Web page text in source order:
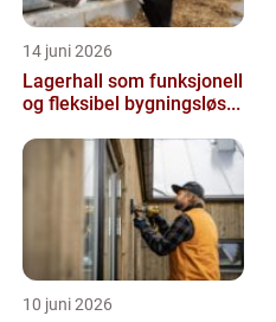
14 juni 2026
Lagerhall som funksjonell
og fleksibel bygningsløs...
10 juni 2026